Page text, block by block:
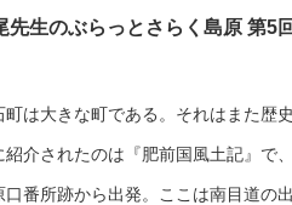
先生のぶらっとさらく島原 第5
町は大きな町である。それはまた歴
紹介されたのは『肥前国風土記』で
口番所跡から出発。ここは南目道の